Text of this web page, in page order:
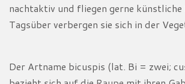
nachtaktiv und fliegen gerne künstliche
Tagsüber verbergen sie sich in der
Der Artname bicuspis (lat. Bi = zwei;